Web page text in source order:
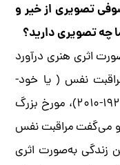
تصویری از خیر و
چه تصویری دارید؟
اثری هنری درآورد
نفس ( یا خود-
پروایی) منسوب می‌کنند. پی‌یر آدو (۱۹۲۲-۲۰۱۰)، مورخ بزرگ
و می‌گفت مراقبت نفس
زندگی به‌صورت اثری